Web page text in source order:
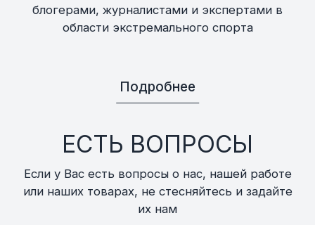
блогерами, журналистами и экспертами в
области экстремального спорта
Подробнее
ЕСТЬ ВОПРОСЫ
Если у Вас есть вопросы о нас, нашей работе
или наших товарах, не стесняйтесь и задайте
их нам